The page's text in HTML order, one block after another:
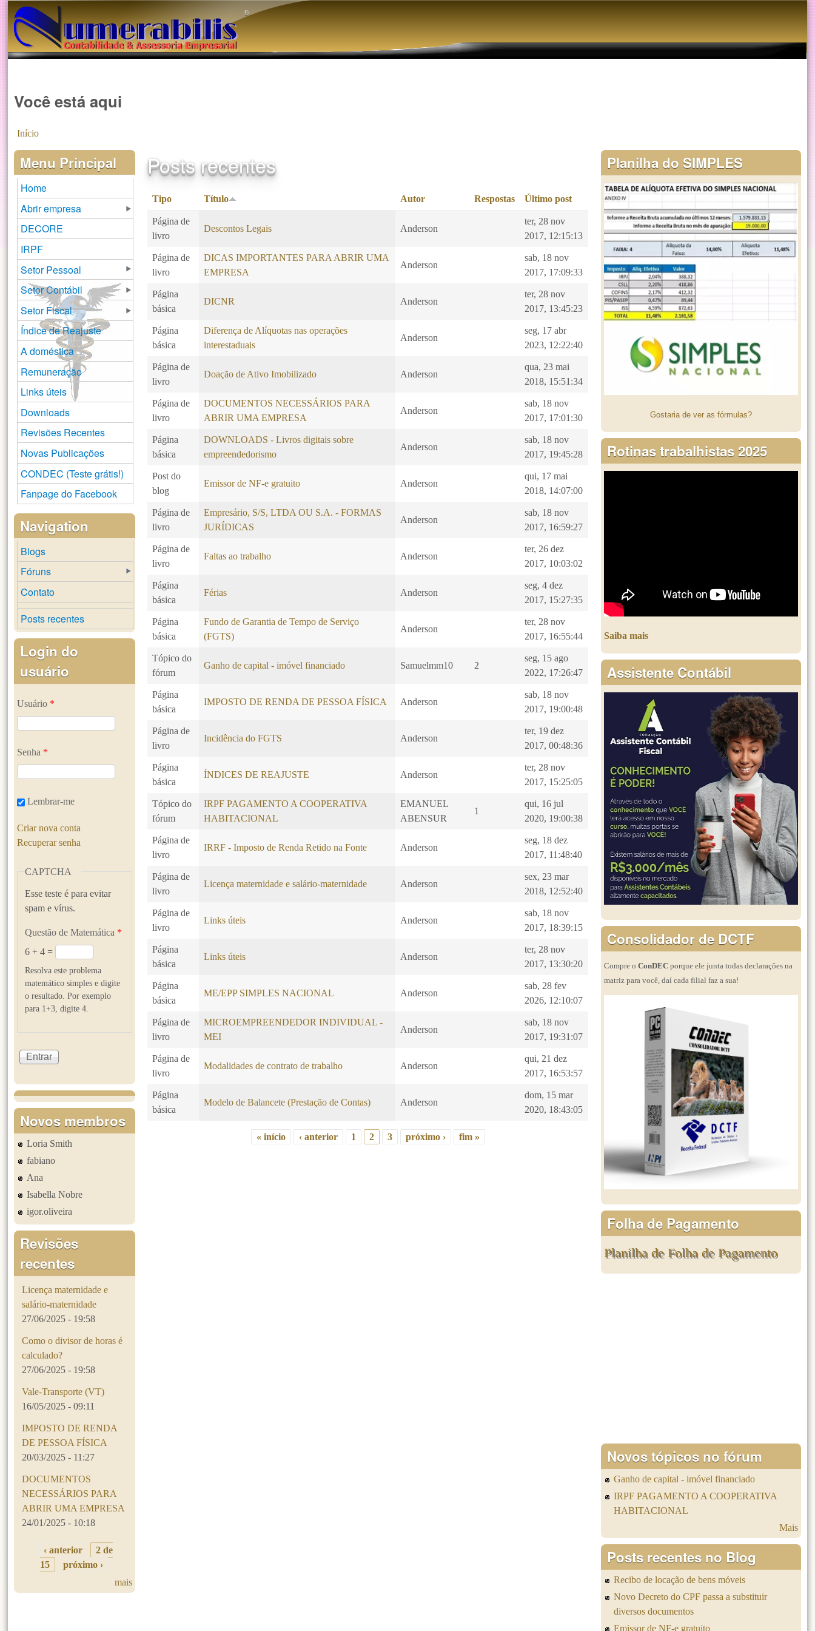
®️
Você está aqui
Início
Posts recentes
Tipo Título Autor Respostas Último post
Página de
livro
Descontos Legais Anderson
ter, 28 nov
2017, 12:15:13
Página de
livro
DICAS IMPORTANTES PARA ABRIR UMA
EMPRESA
Anderson
sab, 18 nov
2017, 17:09:33
Página
básica
DICNR Anderson
ter, 28 nov
2017, 13:45:23
Página
básica
Diferença de Alíquotas nas operações
interestaduais
Anderson
seg, 17 abr
2023, 12:22:40
Página de
livro
Doação de Ativo Imobilizado Anderson
qua, 23 mai
2018, 15:51:34
Página de
livro
DOCUMENTOS NECESSÁRIOS PARA
ABRIR UMA EMPRESA
Anderson
sab, 18 nov
2017, 17:01:30
Página
básica
DOWNLOADS - Livros digitais sobre
empreendedorismo
Anderson
sab, 18 nov
2017, 19:45:28
Post do
blog
Emissor de NF-e gratuito Anderson
qui, 17 mai
2018, 14:07:00
Página de
livro
Empresário, S/S, LTDA OU S.A. - FORMAS
JURÍDICAS
Anderson
sab, 18 nov
2017, 16:59:27
Página de
livro
Faltas ao trabalho Anderson
ter, 26 dez
2017, 10:03:02
Página
básica
Férias Anderson
seg, 4 dez
2017, 15:27:35
Página
básica
Fundo de Garantia de Tempo de Serviço
(FGTS)
Anderson
ter, 28 nov
2017, 16:55:44
Tópico do
fórum
Ganho de capital - imóvel financiado Samuelmm10 2
seg, 15 ago
2022, 17:26:47
Página
básica
IMPOSTO DE RENDA DE PESSOA FÍSICA Anderson
sab, 18 nov
2017, 19:00:48
Página de
livro
Incidência do FGTS Anderson
ter, 19 dez
2017, 00:48:36
Página
básica
ÍNDICES DE REAJUSTE Anderson
ter, 28 nov
2017, 15:25:05
Tópico do
fórum
IRPF PAGAMENTO A COOPERATIVA
HABITACIONAL
EMANUEL
ABENSUR
1
qui, 16 jul
2020, 19:00:38
Página de
livro
IRRF - Imposto de Renda Retido na Fonte Anderson
seg, 18 dez
2017, 11:48:40
Página de
livro
Licença maternidade e salário-maternidade Anderson
sex, 23 mar
2018, 12:52:40
Página de
livro
Links úteis Anderson
sab, 18 nov
2017, 18:39:15
Página
básica
Links úteis Anderson
ter, 28 nov
2017, 13:30:20
Página
básica
ME/EPP SIMPLES NACIONAL Anderson
sab, 28 fev
2026, 12:10:07
Página de
livro
MICROEMPREENDEDOR INDIVIDUAL -
MEI
Anderson
sab, 18 nov
2017, 19:31:07
Página de
livro
Modalidades de contrato de trabalho Anderson
qui, 21 dez
2017, 16:53:57
Página
básica
Modelo de Balancete (Prestação de Contas) Anderson
dom, 15 mar
2020, 18:43:05
« início ‹ anterior 1 2 3 próximo › fim »
Menu Principal
Home
Abrir empresa
DECORE
IRPF
Setor Pessoal
Setor Contábil
Setor Fiscal
Índice de Reajuste
A doméstica
Remuneração
Links úteis
Downloads
Revisões Recentes
Novas Publicações
CONDEC (Teste grátis!)
Fanpage do Facebook
Navigation
Blogs
Fóruns
Contato
Posts recentes
Login do
usuário
Usuário *
Senha *
Lembrar-me
Criar nova conta
Recuperar senha
CAPTCHA
Esse teste é para evitar
spam e vírus.
Questão de Matemática *
6 + 4 =
Resolva este problema
matemático simples e digite
o resultado. Por exemplo
para 1+3, digite 4.
Novos membros
Loria Smith
fabiano
Ana
Isabella Nobre
igor.oliveira
Revisões
recentes
Licença maternidade e
salário-maternidade
27/06/2025 - 19:58
Como o divisor de horas é
calculado?
27/06/2025 - 19:58
Vale-Transporte (VT)
16/05/2025 - 09:11
IMPOSTO DE RENDA
DE PESSOA FÍSICA
20/03/2025 - 11:27
DOCUMENTOS
NECESSÁRIOS PARA
ABRIR UMA EMPRESA
24/01/2025 - 10:18
‹ anterior
2 de
15
próximo ›
mais
Planilha do SIMPLES
Gostaria de ver as fórmulas?
Rotinas trabalhistas 2025
Saiba mais
Assistente Contábil
Consolidador de DCTF
Compre o ConDEC porque ele junta todas declarações na
matriz para você, daí cada filial faz a sua!
Folha de Pagamento
Planilha de Folha de Pagamento
Novos tópicos no fórum
Ganho de capital - imóvel financiado
IRPF PAGAMENTO A COOPERATIVA
HABITACIONAL
Mais
Posts recentes no Blog
Recibo de locação de bens móveis
Novo Decreto do CPF passa a substituir
diversos documentos
Emissor de NF-e gratuito